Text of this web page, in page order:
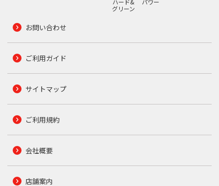
ハード&
グリーン
パワー
お問い合わせ
ご利用ガイド
サイトマップ
ご利用規約
会社概要
店舗案内